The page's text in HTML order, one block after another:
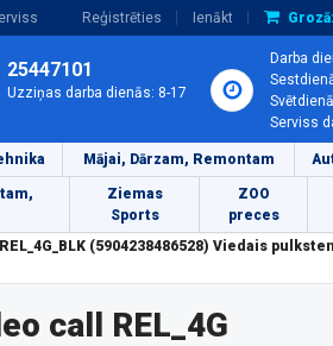
Reģistrēties Ienākt Grozā:
25447101
Uzziņas darba dienās: 8-17
Darba
Serviss
Mājai, Dārzam, Remontam
Ziemas
Sports
ZOO
preces
(5904238486528) Viedais
call REL_4G